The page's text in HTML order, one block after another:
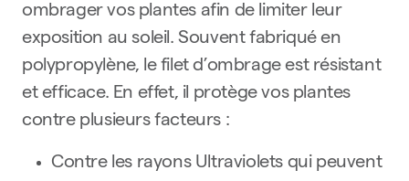
ombrager vos plantes afin de limiter leur
exposition au soleil. Souvent fabriqué en
polypropylène, le filet d’ombrage est résistant
et efficace. En effet, il protège vos plantes
contre plusieurs facteurs :
Contre les rayons Ultraviolets qui peuvent